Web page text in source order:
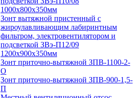
1000х800х350мм
Зонт вытяжной пристенный с
жироулавливающим лабиринтным
фильтром, электровентилятором и
подсветкой ЗВэ-П12/09
1200х900х350мм
Зонт приточно-вытяжной ЗПВ-1100-2-
О
Зонт приточно-вытяжной ЗПВ-900-1,5-
П